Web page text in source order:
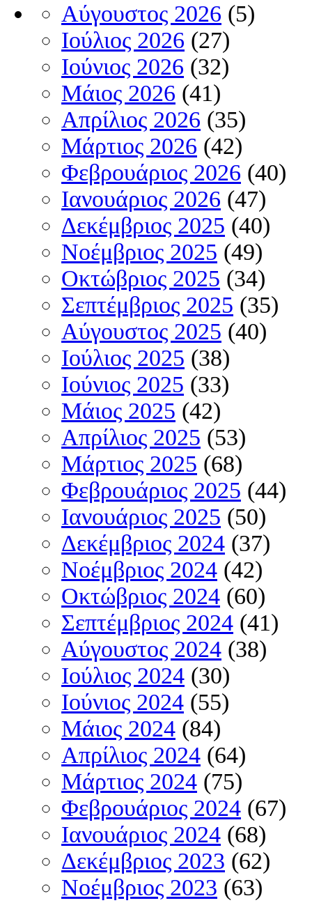
Αύγουστος 2026 (5)
Ιούλιος 2026 (27)
Ιούνιος 2026 (32)
Μάιος 2026 (41)
Απρίλιος 2026 (35)
Μάρτιος 2026 (42)
Φεβρουάριος 2026 (40)
Ιανουάριος 2026 (47)
Δεκέμβριος 2025 (40)
Νοέμβριος 2025 (49)
Οκτώβριος 2025 (34)
Σεπτέμβριος 2025 (35)
Αύγουστος 2025 (40)
Ιούλιος 2025 (38)
Ιούνιος 2025 (33)
Μάιος 2025 (42)
Απρίλιος 2025 (53)
Μάρτιος 2025 (68)
Φεβρουάριος 2025 (44)
Ιανουάριος 2025 (50)
Δεκέμβριος 2024 (37)
Νοέμβριος 2024 (42)
Οκτώβριος 2024 (60)
Σεπτέμβριος 2024 (41)
Αύγουστος 2024 (38)
Ιούλιος 2024 (30)
Ιούνιος 2024 (55)
Μάιος 2024 (84)
Απρίλιος 2024 (64)
Μάρτιος 2024 (75)
Φεβρουάριος 2024 (67)
Ιανουάριος 2024 (68)
Δεκέμβριος 2023 (62)
Νοέμβριος 2023 (63)